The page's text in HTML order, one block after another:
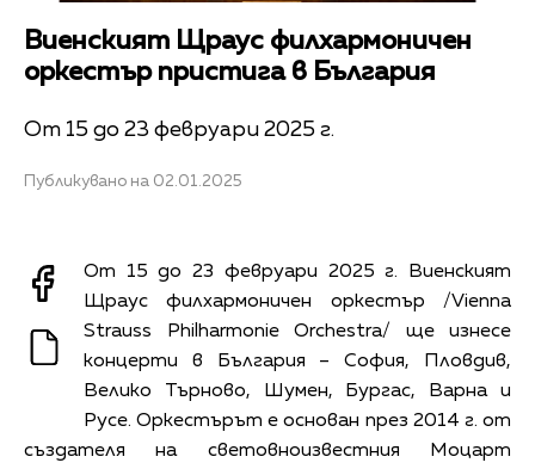
Виенският Щраус филхармоничен
оркестър пристига в България
От 15 до 23 февруари 2025 г.
Публикувано на 02.01.2025
От 15 до 23 февруари 2025 г. Виенският
Щраус филхармоничен оркестър /Vienna
Strauss Philharmonie Orchestra/ ще изнесе
концерти в България – София, Пловдив,
Велико Търново, Шумен, Бургас, Варна и
Русе. Оркестърът е основан през 2014 г. от
създателя на световноизвестния Моцарт